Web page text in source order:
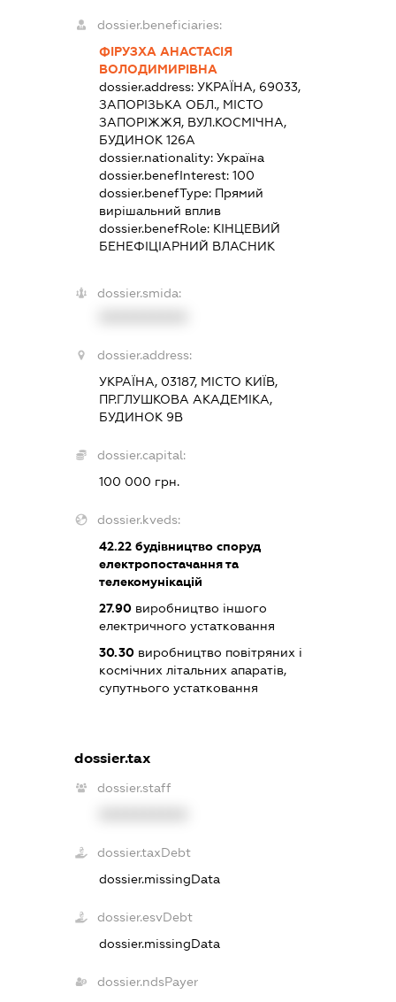
dossier.beneficiaries:
ФІРУЗХА АНАСТАСІЯ
ВОЛОДИМИРІВНА
dossier.address: УКРАЇНА, 69033,
ЗАПОРІЗЬКА ОБЛ., МІСТО
ЗАПОРІЖЖЯ, ВУЛ.КОСМІЧНА,
БУДИНОК 126А
dossier.nationality: Україна
dossier.benefInterest: 100
dossier.benefType: Прямий
вирішальний вплив
dossier.benefRole: КІНЦЕВИЙ
БЕНЕФІЦІАРНИЙ ВЛАСНИК
dossier.smida:
dossier.address:
УКРАЇНА, 03187, МІСТО КИЇВ,
ПР.ГЛУШКОВА АКАДЕМІКА,
БУДИНОК 9В
dossier.capital:
100 000 грн.
dossier.kveds:
42.22будівництво споруд
електропостачання та
телекомунікацій
27.90виробництво іншого
електричного устатковання
30.30виробництво повітряних і
космічних літальних апаратів,
супутнього устатковання
dossier.tax
dossier.staff
dossier.taxDebt
dossier.missingData
dossier.esvDebt
dossier.missingData
dossier.ndsPayer